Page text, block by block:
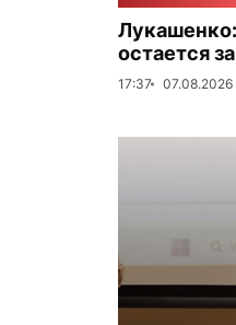
остается
17:37 07.08.2026